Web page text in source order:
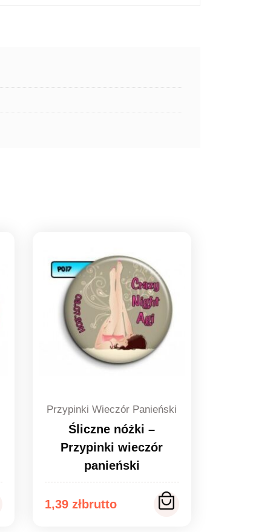
Przypinki Wieczór Panieński
Śliczne nóżki –
Przypinki wieczór
panieński
1,39 zł
Zakres